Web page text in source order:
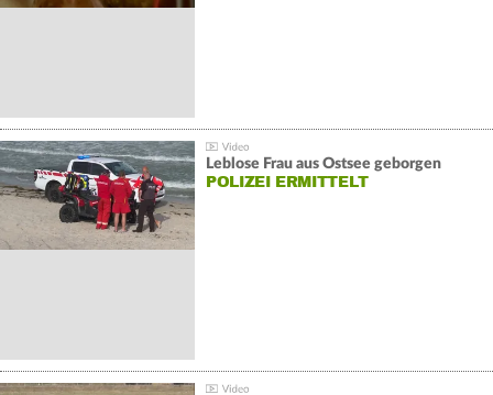
Leblose Frau aus Ostsee geborgen
POLIZEI ERMITTELT